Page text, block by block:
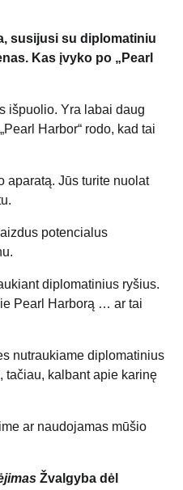
susijusi su diplomatiniu
Kas įvyko po „Pearl
išpuolio. Yra labai daug
Harbor“ rodo, kad tai
aparatą. Jūs turite nuolat
potencialus
diplomatinius ryšius.
Pearl Harborą … ar tai
nutraukiame diplomatinius
tačiau, kalbant apie karinę
ar naudojamas mūšio
Žvalgyba dėl